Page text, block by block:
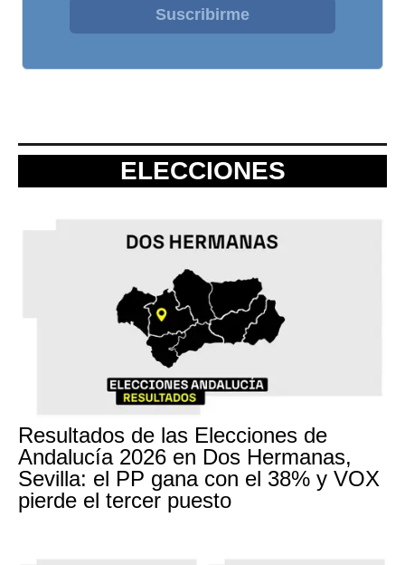
Suscribirme
ELECCIONES
Resultados de las Elecciones de
Andalucía 2026 en Dos Hermanas,
Sevilla: el PP gana con el 38% y VOX
pierde el tercer puesto